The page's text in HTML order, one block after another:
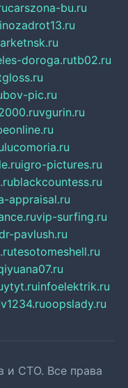
carszona-bu.ru
doroga.rutb02.ru
pic.ru
vgurin.ru
lucomoria.ru
igro-pictures.ru
blackcountess.ru
appraisal.ru
vip-surfing.ru
pavlush.ru
tesotomeshell.ru
ytyt.ruinfoelektrik.ru
oopslady.ru
и СТО. Все права